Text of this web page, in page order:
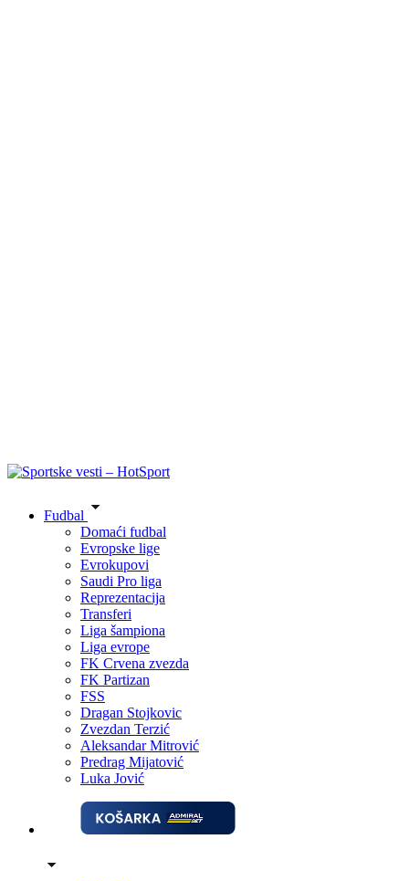
Fudbal
Domaći fudbal
Evropske lige
Evrokupovi
Saudi Pro liga
Reprezentacija
Transferi
Liga šampiona
Liga evrope
FK Crvena zvezda
FK Partizan
FSS
Dragan Stojkovic
Zvezdan Terzić
Aleksandar Mitrović
Predrag Mijatović
Luka Jović